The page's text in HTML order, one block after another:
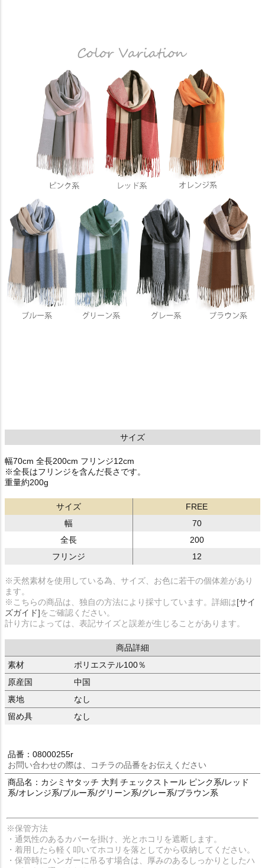
サイズ
幅70cm 全長200cm フリンジ12cm
※全長はフリンジを含んだ長さです。
重量約200g
サイズ
FREE
幅
70
全長
200
フリンジ
12
※天然素材を使用している為、サイズ、お色に若干の個体差があり
ます。
※こちらの商品は、独自の方法により採寸しています。詳細は[サイ
ズガイド]をご確認ください。
計り方によっては、表記サイズと誤差が生じることがあります。
商品詳細
素材
ポリエステル100％
原産国
中国
裏地
なし
留め具
なし
品番：08000255r
お問い合わせの際は、コチラの品番をお伝えください
商品名：カシミヤタッチ 大判 チェックストール ピンク系/レッド
系/オレンジ系/ブルー系/グリーン系/グレー系/ブラウン系
※保管方法
・通気性のあるカバーを掛け、光とホコリを遮断します。
・着用したら軽く叩いてホコリを落としてから収納してください。
・保管時にハンガーに吊るす場合は、厚みのあるしっかりとしたハ